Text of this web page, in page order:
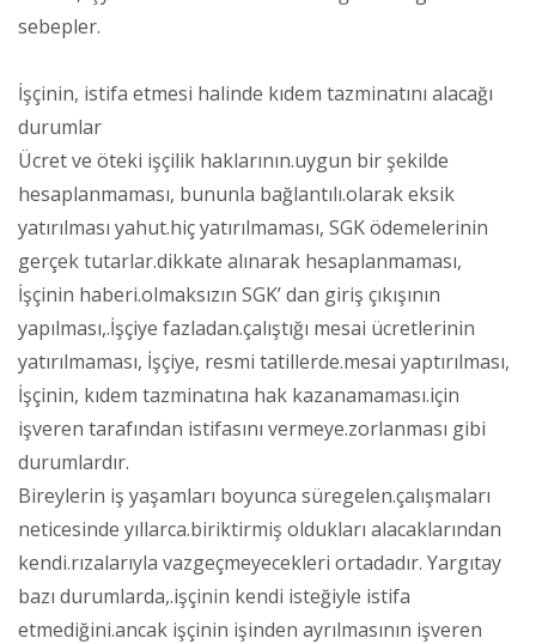
sebepler.
İşçinin, istifa etmesi halinde kıdem tazminatını alacağı
durumlar
Ücret ve öteki işçilik haklarının.uygun bir şekilde
hesaplanmaması, bununla bağlantılı.olarak eksik
yatırılması yahut.hiç yatırılmaması, SGK ödemelerinin
gerçek tutarlar.dikkate alınarak hesaplanmaması,
İşçinin haberi.olmaksızın SGK’ dan giriş çıkışının
yapılması,.İşçiye fazladan.çalıştığı mesai ücretlerinin
yatırılmaması, İşçiye, resmi tatillerde.mesai yaptırılması,
İşçinin, kıdem tazminatına hak kazanamaması.için
işveren tarafından istifasını vermeye.zorlanması gibi
durumlardır.
Bireylerin iş yaşamları boyunca süregelen.çalışmaları
neticesinde yıllarca.biriktirmiş oldukları alacaklarından
kendi.rızalarıyla vazgeçmeyecekleri ortadadır. Yargıtay
bazı durumlarda,.işçinin kendi isteğiyle istifa
etmediğini.ancak işçinin işinden ayrılmasının işveren